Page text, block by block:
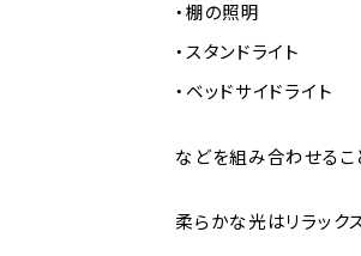
・棚の照明
・スタンドライト
・ベッドサイドライト
などを組み合わせるこ
柔らかな光はリラック